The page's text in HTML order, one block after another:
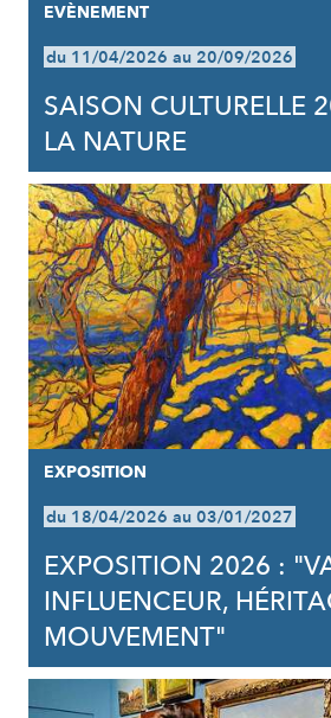
EVÈNEMENT
du 11/04/2026 au 20/09/2026
SAISON CULTURELLE
LA NATURE
EXPOSITION
du 18/04/2026 au 03/01/2027
EXPOSITION 2026 :
INFLUENCEUR,
MOUVEMENT"